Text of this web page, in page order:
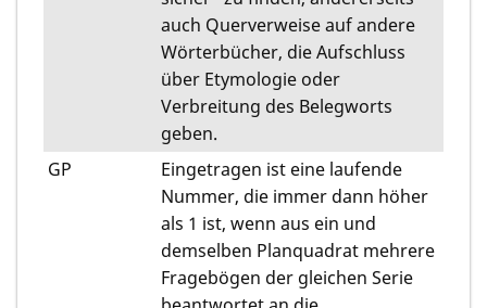
auch Querverweise auf andere
Wörterbücher, die Aufschluss
über Etymologie oder
Verbreitung des Belegworts
geben.
GP
Eingetragen ist eine laufende
Nummer, die immer dann höher
als 1 ist, wenn aus ein und
demselben Planquadrat mehrere
Fragebögen der gleichen Serie